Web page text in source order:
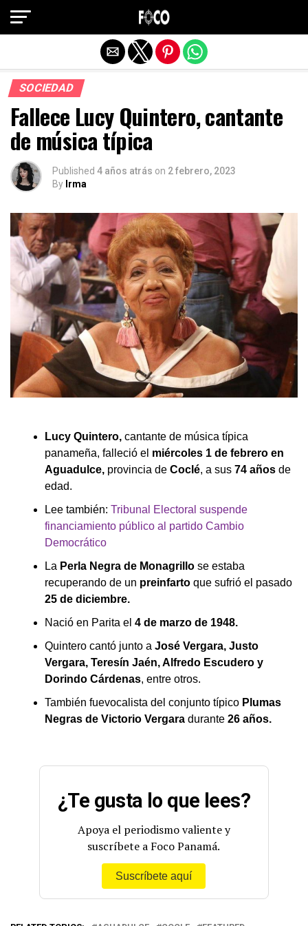
SOCIEDAD
Fallece Lucy Quintero, cantante
de música típica
Published 4 años atrás on 2 febrero, 2023
By Irma
Lucy Quintero, cantante de música típica
panameña, falleció el miércoles 1 de febrero en
Aguadulce, provincia de Coclé, a sus 74 años de
edad.
Lee también: Tribunal Electoral suspende
financiamiento público al partido Cambio
Democrático
La Perla Negra de Monagrillo se estaba
recuperando de un preinfarto que sufrió el pasado
25 de diciembre.
Nació en Parita el 4 de marzo de 1948.
Quintero cantó junto a José Vergara, Justo
Vergara, Teresín Jaén, Alfredo Escudero y
Dorindo Cárdenas, entre otros.
También fuevocalista del conjunto típico Plumas
Negras de Victorio Vergara durante 26 años.
¿Te gusta lo que lees?
Apoya el periodismo valiente y
suscríbete a Foco Panamá.
Suscríbete aquí
Salir de la versión móvil